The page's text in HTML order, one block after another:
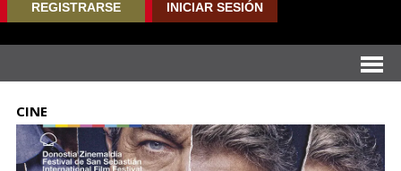
REGISTRARSE INICIAR SESIÓN
CINE